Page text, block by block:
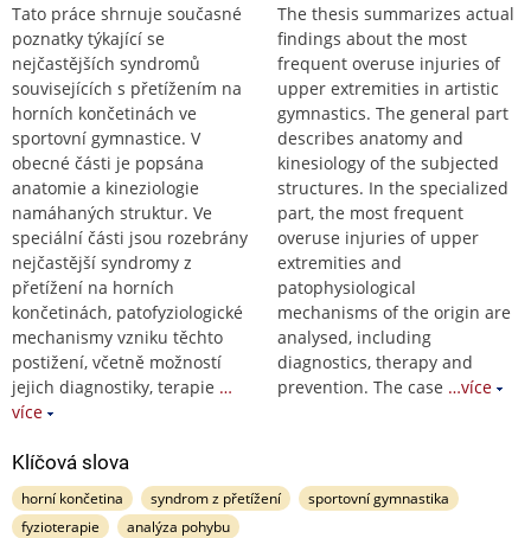
Tato práce shrnuje současné
poznatky týkající se
nejčastějších syndromů
souvisejících s přetížením na
horních končetinách ve
sportovní gymnastice. V
obecné části je popsána
anatomie a kineziologie
namáhaných struktur. Ve
speciální části jsou rozebrány
nejčastější syndromy z
přetížení na horních
končetinách, patofyziologické
mechanismy vzniku těchto
postižení, včetně možností
jejich diagnostiky, terapie …
více
The thesis summarizes actual
findings about the most
frequent overuse injuries of
upper extremities in artistic
gymnastics. The general part
describes anatomy and
kinesiology of the subjected
structures. In the specialized
part, the most frequent
overuse injuries of upper
extremities and
patophysiological
mechanisms of the origin are
analysed, including
diagnostics, therapy and
prevention. The case …více
Klíčová slova
horní končetina syndrom z přetížení
sportovní gymnastika
fyzioterapie
analýza pohybu